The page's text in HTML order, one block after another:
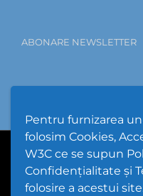
Pentru furnizarea
folosim Cookies,
W3C ce se supun
Confidențialitate și
folosire a acestui
ABONARE NEWSLETTER
Hartă